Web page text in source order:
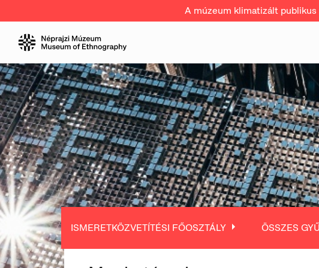
A múzeum klimatizált
ISMERETKÖZVETÍTÉSI FŐOSZTÁLY ÖSSZES